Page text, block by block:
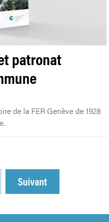
patronat
de la FER Genève de 1928
Suivant